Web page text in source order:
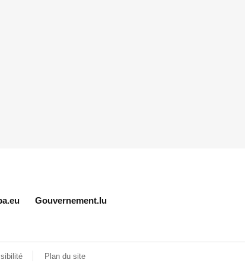
Gouvernement.lu
Plan du site